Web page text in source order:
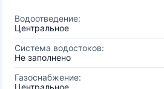
Водоотведение:
Центральное
Система водостоков:
Не заполнено
Газоснабжение:
Центральное